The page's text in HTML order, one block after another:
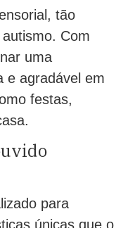
tão
Com
uma
e agradável em
festas,
para
únicas que o